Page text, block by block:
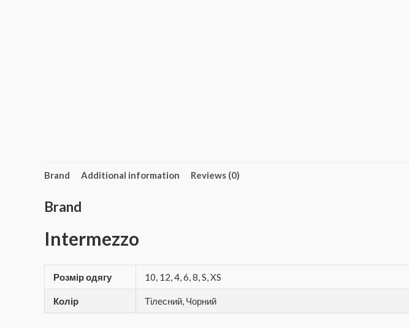
Brand Additional information Reviews (0)
Brand
Intermezzo
Розмір одягу 10, 12, 4, 6, 8, S, XS
Колір Тілесний, Чорний